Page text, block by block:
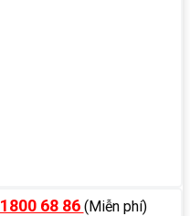
1800 68 86 (Miễn phí)